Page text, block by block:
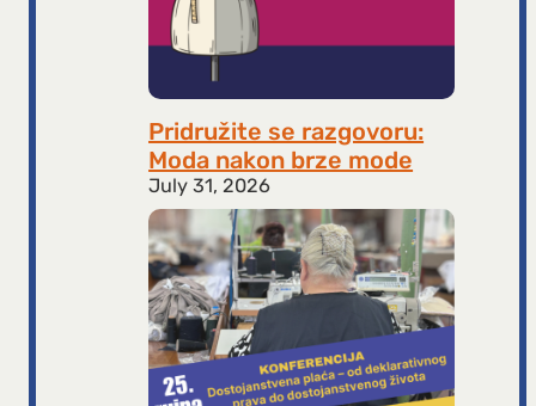
Pridružite se razgovoru:
Moda nakon brze mode
July 31, 2026